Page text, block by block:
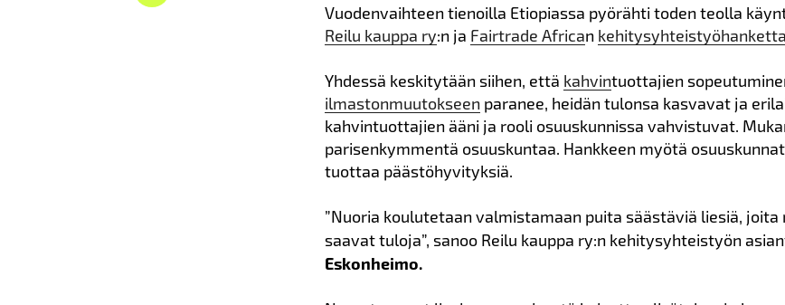
Vuodenvaihteen tienoilla Etiopiassa pyörähti toden teolla
Reilu kauppa ry:n ja Fairtrade African kehitysyhteistyöhanketta
Yhdessä keskitytään siihen, että kahvintuottajien
ilmastonmuutokseen paranee, heidän tulonsa kasvavat ja
kahvintuottajien ääni ja rooli osuuskunnissa vahvistuvat.
parisenkymmentä osuuskuntaa. Hankkeen myötä
tuottaa päästöhyvityksiä.
”Nuoria koulutetaan valmistamaan puita säästäviä liesiä, joita
saavat tuloja”, sanoo Reilu kauppa ry:n kehitysyhteistyön
Eskonheimo.